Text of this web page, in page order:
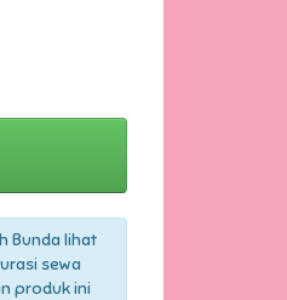
Bunda lihat
sewa
produk ini